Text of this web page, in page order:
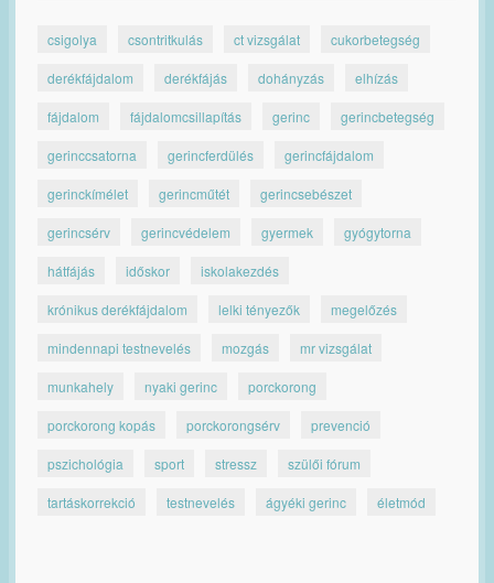
csigolya csontritkulás ct vizsgálat cukorbetegség
derékfájdalom derékfájás dohányzás elhízás
fájdalom fájdalomcsillapítás gerinc gerincbetegség
gerinccsatorna gerincferdülés gerincfájdalom
gerinckímélet gerincműtét gerincsebészet
gerincsérv gerincvédelem gyermek gyógytorna
hátfájás időskor iskolakezdés
krónikus derékfájdalom lelki tényezők megelőzés
mindennapi testnevelés mozgás mr vizsgálat
munkahely nyaki gerinc porckorong
porckorong kopás porckorongsérv prevenció
pszichológia sport stressz szülői fórum
tartáskorrekció testnevelés ágyéki gerinc életmód